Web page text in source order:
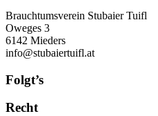
Brauchtumsverein Stubaier Tuifl
Oweges 3
6142 Mieders
info@stubaiertuifl.at
Folgt’s
Recht